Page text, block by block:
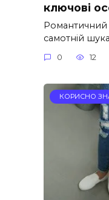
ключові
Романтичний
самотній
0 12
КОРИСНО